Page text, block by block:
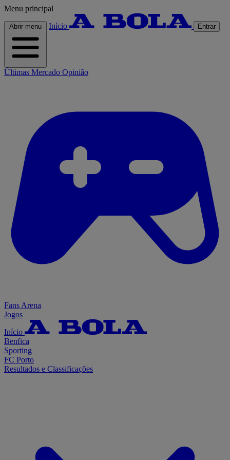
Menu principal
Abrir menu Início Entrar
Últimas Mercado Opinião
Fans Arena
Jogos
Início
Benfica
Sporting
FC Porto
Resultados e Classificações